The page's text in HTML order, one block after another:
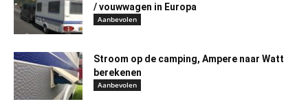
/ vouwwagen in Europa
Aanbevolen
Stroom op de camping, Ampere naar Watt
berekenen
Aanbevolen